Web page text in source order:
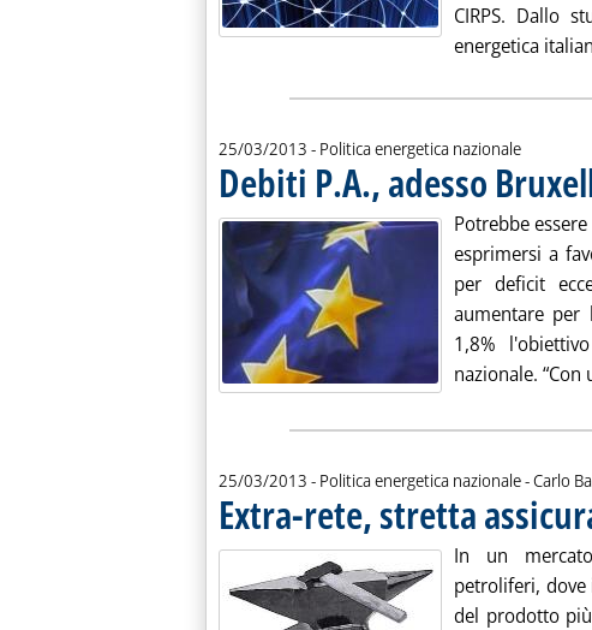
CIRPS. Dallo
energetica
25/03/2013 - Politica energetica nazionale
Debiti P.A., adesso
Potrebbe
esprimersi a
per deficit
aumentare per
1,8%
nazionale. “Con
25/03/2013 - Politica energetica nazionale -di:
Carlo
Extra-rete, stretta
In un
petroliferi,
del prodotto